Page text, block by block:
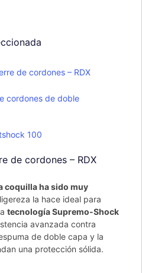
de cordones – RDX
cordones de doble
100
de cordones – RDX
coquilla ha sido muy
la hace ideal para
tecnología Supremo-Shock
avanzada contra
de doble capa y la
una protección sólida.